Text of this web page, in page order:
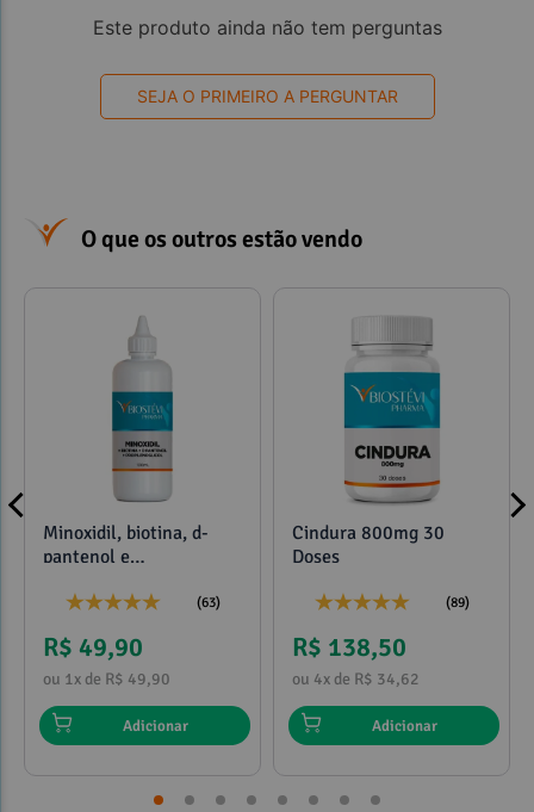
Referências Bibliográficas
Este produto ainda não tem perguntas
SEJA O PRIMEIRO A PERGUNTAR
O que os outros estão vendo
Minoxidil, biotina, d-
pantenol e
(63)
R$ 49,90
ou 1x de R$ 49,90
Adicionar
Cindura 800mg 30
Doses
(89)
R$ 138,50
ou 4x de R$ 34,62
Adicionar